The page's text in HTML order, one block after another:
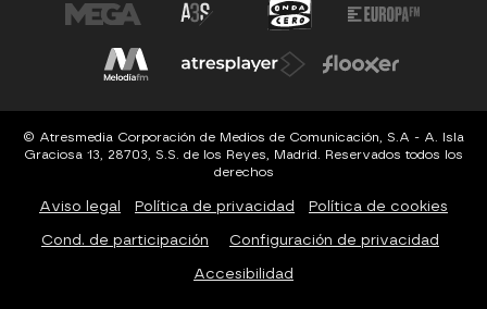
© Atresmedia Corporación de Medios de Comunicación, S.A - A. Isla
Graciosa 13, 28703, S.S. de los Reyes, Madrid. Reservados todos los
derechos
Aviso legal Política de privacidad Política de cookies
Cond. de participación Configuración de privacidad
Accesibilidad